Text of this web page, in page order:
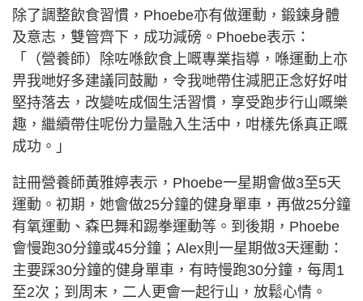
除了調整飲食習慣，Phoebe亦有做運動，鍛鍊身體
及意志，雙管齊下，成功減磅。Phoebe表示：
「（營養師）除咗喺飲食上嘅專業指導，喺運動上亦
畀我哋好多建議同鼓勵，令我哋帶住減肥正念好好咁
堅持落去，改變咗成個生活習慣，享受跑步行山嘅樂
趣，繼續帶住呢份力量融入生活中，咁樣先係真正嘅
成功。」
註冊營養師黃雅婷表示，Phoebe一星期會做3至5天
運動。初期，她會做25分鐘的健身單車，再做25分鐘
有氧運動、森巴舞和踢拳運動等。到後期，Phoebe
會慢跑30分鐘或45分鐘；Alex則一星期做3天運動：
主要踩30分鐘的健身單車，有時慢跑30分鐘，每周1
至2次；到周末，二人更會一起行山，放鬆心情。